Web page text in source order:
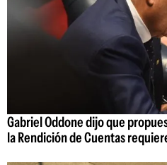
Gabriel Oddone dijo que
la Rendición de Cuentas